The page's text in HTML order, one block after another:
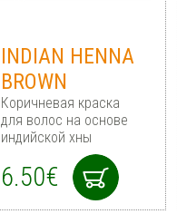
INDIAN HENNA
BROWN
Коричневая краска
для волос на основе
индийской хны
6.50€